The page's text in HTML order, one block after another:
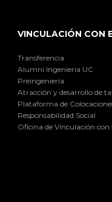
VINCULACIÓN CON
Transferencia
Alumni Ingeniería UC
Preingeniería
Atracción y desarrollo de
Plataforma de
Responsabilidad Social
Oficina de Vinculación con